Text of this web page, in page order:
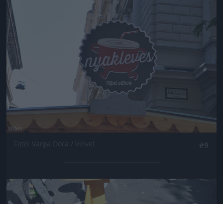
Jön még kép!
Jön még kép!